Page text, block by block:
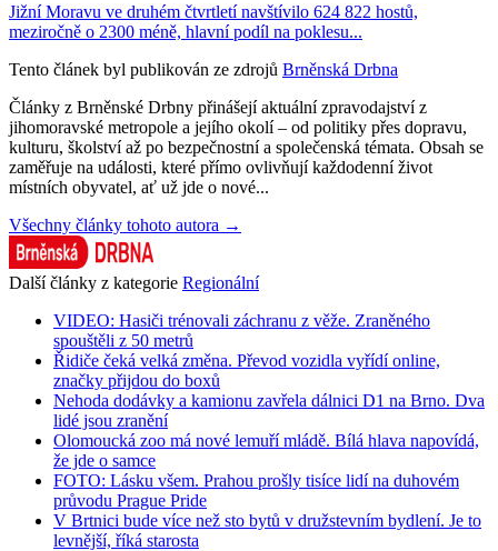
Jižní Moravu ve druhém čtvrtletí navštívilo 624 822 hostů,
meziročně o 2300 méně, hlavní podíl na poklesu...
Tento článek byl publikován ze zdrojů Brněnská Drbna
Články z Brněnské Drbny přinášejí aktuální zpravodajství z
jihomoravské metropole a jejího okolí – od politiky přes dopravu,
kulturu, školství až po bezpečnostní a společenská témata. Obsah se
zaměřuje na události, které přímo ovlivňují každodenní život
místních obyvatel, ať už jde o nové...
Všechny články tohoto autora →
Další články z kategorie Regionální
VIDEO: Hasiči trénovali záchranu z věže. Zraněného
spouštěli z 50 metrů
Řidiče čeká velká změna. Převod vozidla vyřídí online,
značky přijdou do boxů
Nehoda dodávky a kamionu zavřela dálnici D1 na Brno. Dva
lidé jsou zranění
Olomoucká zoo má nové lemuří mládě. Bílá hlava napovídá,
že jde o samce
FOTO: Lásku všem. Prahou prošly tisíce lidí na duhovém
průvodu Prague Pride
V Brtnici bude více než sto bytů v družstevním bydlení. Je to
levnější, říká starosta